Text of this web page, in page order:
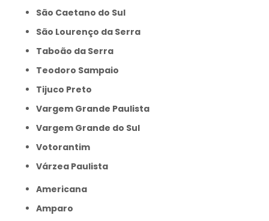
São Caetano do Sul
São Lourenço da Serra
Taboão da Serra
Teodoro Sampaio
Tijuco Preto
Vargem Grande Paulista
Vargem Grande do Sul
Votorantim
Várzea Paulista
Americana
Amparo